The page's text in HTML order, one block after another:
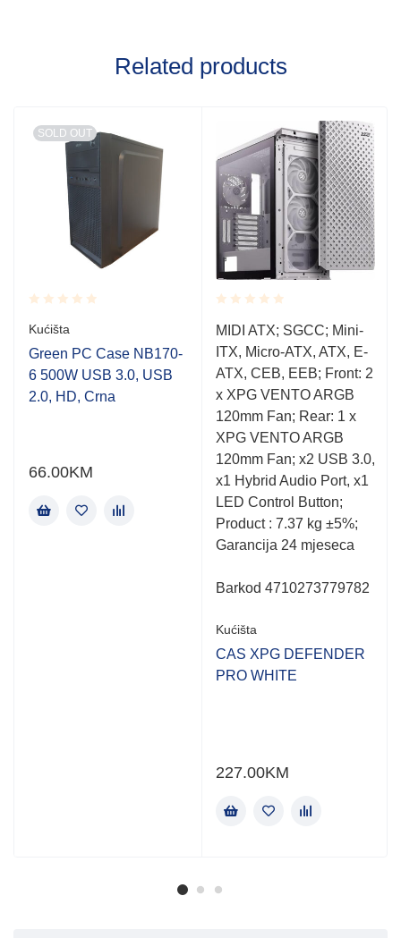
Related products
SOLD OUT
Rated
0.001
out
of
5
Kućišta
Green PC Case NB170-
6 500W USB 3.0, USB
2.0, HD, Crna
66.00KM
Rated
0.001
out
of
5
MIDI ATX; SGCC; Mini-
ITX, Micro-ATX, ATX, E-
ATX, CEB, EEB; Front: 2
x XPG VENTO ARGB
120mm Fan; Rear: 1 x
XPG VENTO ARGB
120mm Fan; x2 USB 3.0,
x1 Hybrid Audio Port, x1
LED Control Button;
Product : 7.37 kg ±5%;
Garancija 24 mjeseca
Barkod 4710273779782
Kućišta
CAS XPG DEFENDER
PRO WHITE
227.00KM